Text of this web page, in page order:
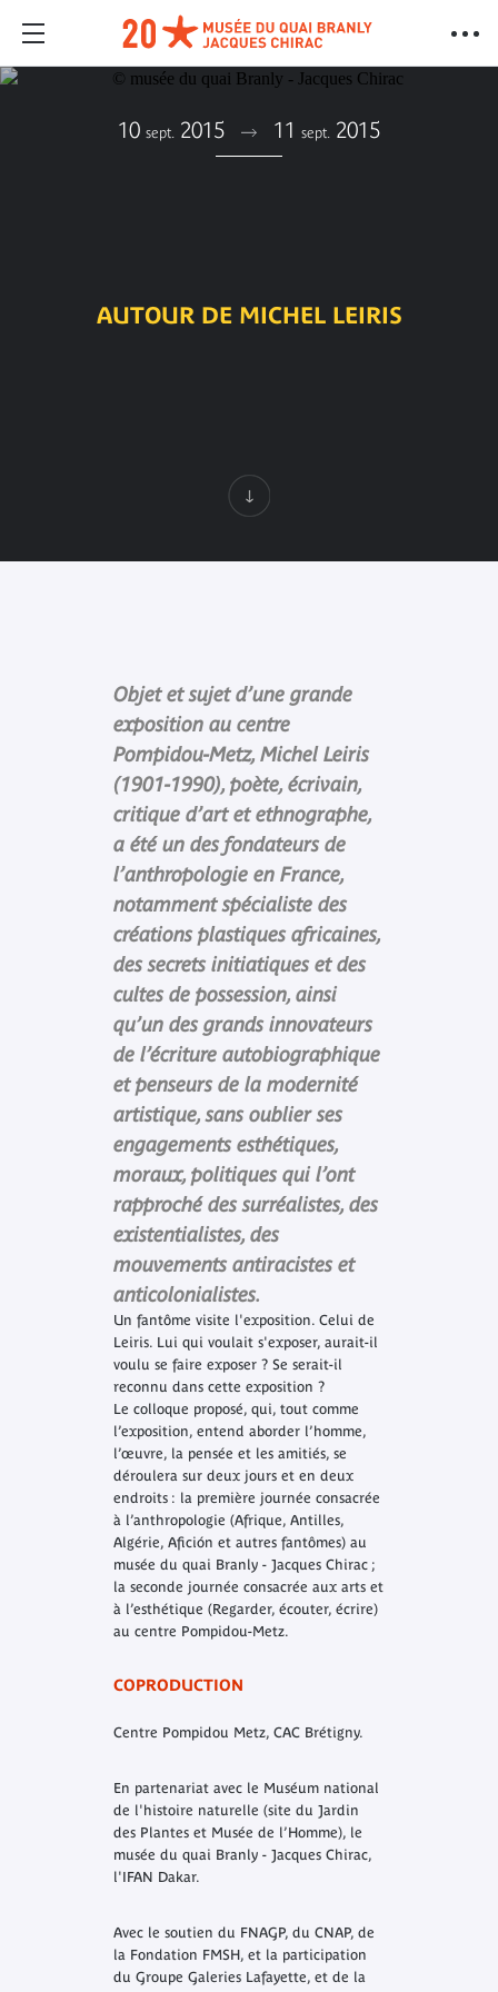
10 sept. 2015 11 sept. 2015
AUTOUR DE MICHEL LEIRIS
Objet et sujet d’une grande
exposition au centre
Pompidou-Metz, Michel Leiris
(1901-1990), poète, écrivain,
critique d’art et ethnographe,
a été un des fondateurs de
l’anthropologie en France,
notamment spécialiste des
créations plastiques africaines,
des secrets initiatiques et des
cultes de possession, ainsi
qu’un des grands innovateurs
de l’écriture autobiographique
et penseurs de la modernité
artistique, sans oublier ses
engagements esthétiques,
moraux, politiques qui l’ont
rapproché des surréalistes, des
existentialistes, des
mouvements antiracistes et
anticolonialistes.
Un fantôme visite l'exposition. Celui de
Leiris. Lui qui voulait s'exposer, aurait-il
voulu se faire exposer ? Se serait-il
reconnu dans cette exposition ?
Le colloque proposé, qui, tout comme
l’exposition, entend aborder l’homme,
l’œuvre, la pensée et les amitiés, se
déroulera sur deux jours et en deux
endroits : la première journée consacrée
à l’anthropologie (Afrique, Antilles,
Algérie, Afición et autres fantômes) au
musée du quai Branly - Jacques Chirac ;
la seconde journée consacrée aux arts et
à l’esthétique (Regarder, écouter, écrire)
au centre Pompidou-Metz.
COPRODUCTION
Centre Pompidou Metz, CAC Brétigny.
En partenariat avec le Muséum national
de l'histoire naturelle (site du Jardin
des Plantes et Musée de l’Homme), le
musée du quai Branly - Jacques Chirac,
l'IFAN Dakar.
Avec le soutien du FNAGP, du CNAP, de
la Fondation FMSH, et la participation
du Groupe Galeries Lafayette, et de la